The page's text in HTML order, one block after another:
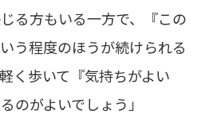
る方もいる一方で、『この
う程度のほうが続けられる
く歩いて『気持ちがよい
のがよいでしょう」